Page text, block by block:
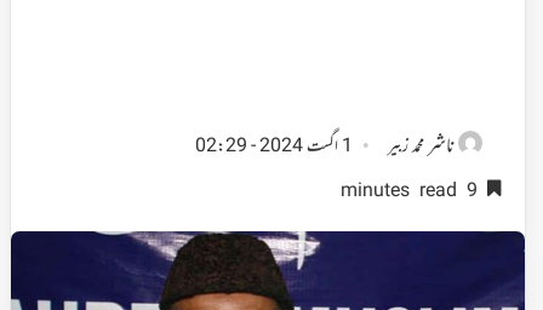
ناشرمحمد زبیر
1 اگست 2024 - 02:29